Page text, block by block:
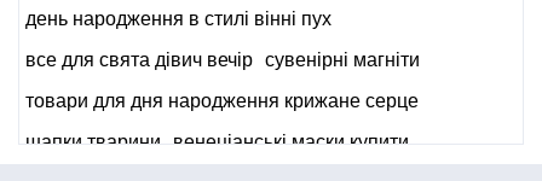
день народження в стилі вінні пух
все для свята дівич вечір сувенірні магніти
товари для дня народження крижане серце
шапки тварини венеціанські маски купити